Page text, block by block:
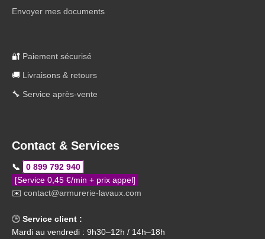
Envoyer mes documents
🔐 Paiement sécurisé
🚚 Livraisons & retours
🔧 Service après-vente
Contact & Services
📞
0 899 792 940
[Service 0,45 €/min + prix appel]
✉️ contact@armurerie-lavaux.com
🕒 Service client :
Mardi au vendredi : 9h30–12h / 14h–18h